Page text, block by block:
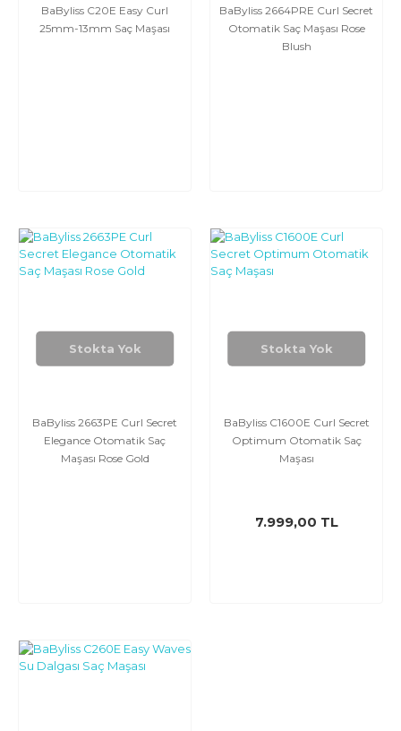
BaByliss C20E Easy Curl
25mm-13mm Saç Maşası
BaByliss 2664PRE Curl Secret
Otomatik Saç Maşası Rose
Blush
Stokta Yok
BaByliss 2663PE Curl Secret
Elegance Otomatik Saç
Maşası Rose Gold
Stokta Yok
BaByliss C1600E Curl Secret
Optimum Otomatik Saç
Maşası
7.999,00 TL